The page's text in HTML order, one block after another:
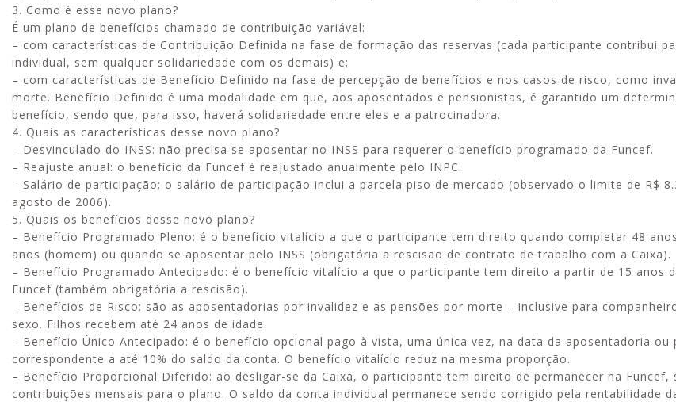
3. Como é esse novo plano?
É um plano de benefícios chamado de contribuição variável:
– com características de Contribuição Definida na fase de formação das reservas (cada participante contribui
individual, sem qualquer solidariedade com os demais) e;
– com características de Benefício Definido na fase de percepção de benefícios e nos casos de risco, como
morte. Benefício Definido é uma modalidade em que, aos aposentados e pensionistas, é garantido um
benefício, sendo que, para isso, haverá solidariedade entre eles e a patrocinadora.
4. Quais as características desse novo plano?
– Desvinculado do INSS: não precisa se aposentar no INSS para requerer o benefício programado da Funcef.
– Reajuste anual: o benefício da Funcef é reajustado anualmente pelo INPC.
– Salário de participação: o salário de participação inclui a parcela piso de mercado (observado o limite de R$
agosto de 2006).
5. Quais os benefícios desse novo plano?
– Benefício Programado Pleno: é o benefício vitalício a que o participante tem direito quando completar 48
anos (homem) ou quando se aposentar pelo INSS (obrigatória a rescisão de contrato de trabalho com a Caixa).
– Benefício Programado Antecipado: é o benefício vitalício a que o participante tem direito a partir de 15 anos
Funcef (também obrigatória a rescisão).
– Benefícios de Risco: são as aposentadorias por invalidez e as pensões por morte – inclusive para
sexo. Filhos recebem até 24 anos de idade.
– Benefício Único Antecipado: é o benefício opcional pago à vista, uma única vez, na data da aposentadoria ou
correspondente a até 10% do saldo da conta. O benefício vitalício reduz na mesma proporção.
– Benefício Proporcional Diferido: ao desligar-se da Caixa, o participante tem direito de permanecer na Funcef,
contribuições mensais para o plano. O saldo da conta individual permanece sendo corrigido pela rentabilidade